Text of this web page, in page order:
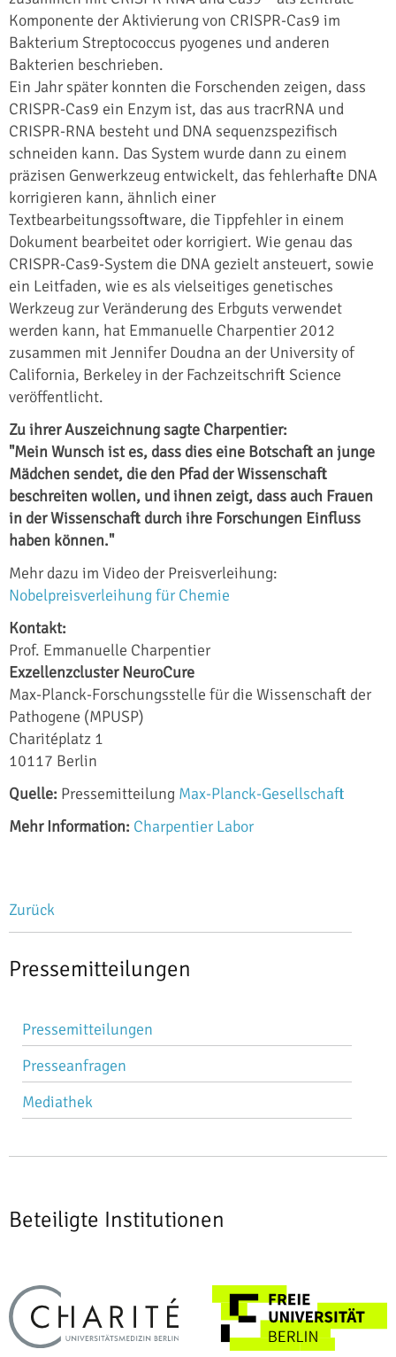
Komponente der Aktivierung von CRISPR-Cas9 im
Bakterium Streptococcus pyogenes und anderen
Bakterien beschrieben.
Ein Jahr später konnten die Forschenden zeigen, dass
CRISPR-Cas9 ein Enzym ist, das aus tracrRNA und
CRISPR-RNA besteht und DNA sequenzspezifisch
schneiden kann. Das System wurde dann zu einem
präzisen Genwerkzeug entwickelt, das fehlerhafte DNA
korrigieren kann, ähnlich einer
Textbearbeitungssoftware, die Tippfehler in einem
Dokument bearbeitet oder korrigiert. Wie genau das
CRISPR-Cas9-System die DNA gezielt ansteuert, sowie
ein Leitfaden, wie es als vielseitiges genetisches
Werkzeug zur Veränderung des Erbguts verwendet
werden kann, hat Emmanuelle Charpentier 2012
zusammen mit Jennifer Doudna an der University of
California, Berkeley in der Fachzeitschrift Science
veröffentlicht.
Zu ihrer Auszeichnung sagte Charpentier:
"Mein Wunsch ist es, dass dies eine Botschaft an junge
Mädchen sendet, die den Pfad der Wissenschaft
beschreiten wollen, und ihnen zeigt, dass auch Frauen
in der Wissenschaft durch ihre Forschungen Einfluss
haben können."
Mehr dazu im Video der Preisverleihung:
Nobelpreisverleihung für Chemie
Kontakt:
Prof. Emmanuelle Charpentier
Exzellenzcluster NeuroCure
Max-Planck-Forschungsstelle für die Wissenschaft der
Pathogene (MPUSP)
Charitéplatz 1
10117 Berlin
Quelle: Pressemitteilung Max-Planck-Gesellschaft
Mehr Information: Charpentier Labor
Zurück
Pressemitteilungen
Navigation
überspringen
Pressemitteilungen
Presseanfragen
Mediathek
Beteiligte Institutionen